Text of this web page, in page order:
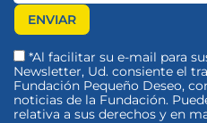
*Al facilitar su e-mail para
Newsletter, Ud. consiente el
Fundación Pequeño Deseo,
noticias de la Fundación.
relativa a sus derechos y en